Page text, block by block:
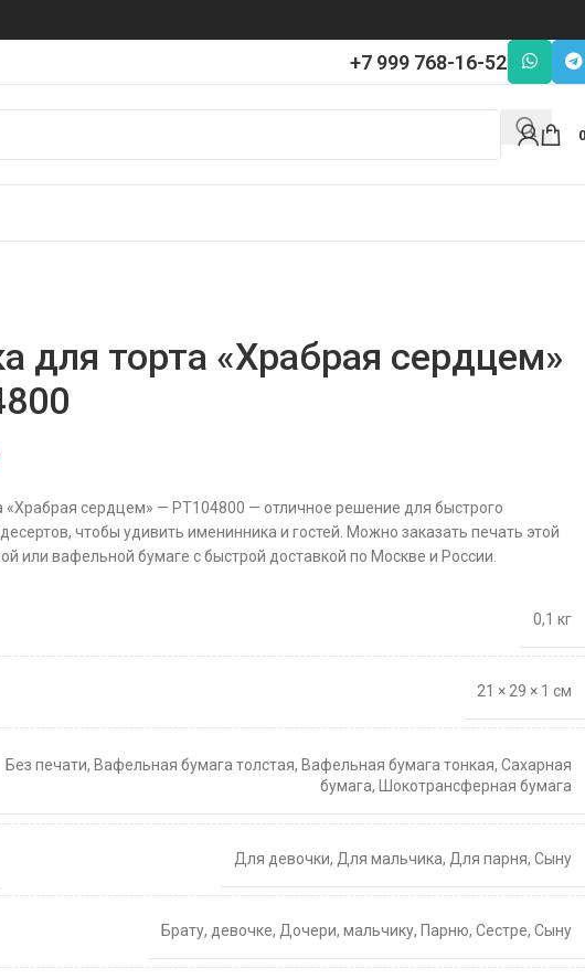
+7 999 768-16-52
0
для торта «Храбрая сердцем»
«Храбрая сердцем» — PT104800 — отличное решение для быстрого
чтобы удивить именинника и гостей. Можно заказать печать этой
или вафельной бумаге с быстрой доставкой по Москве и России.
0,1 кг
21 × 29 × 1 см
Без печати, Вафельная бумага толстая, Вафельная бумага тонкая, Сахарная
бумага, Шокотрансферная бумага
Для девочки, Для мальчика, Для парня, Сыну
Брату, девочке, Дочери, мальчику, Парню, Сестре, Сыну